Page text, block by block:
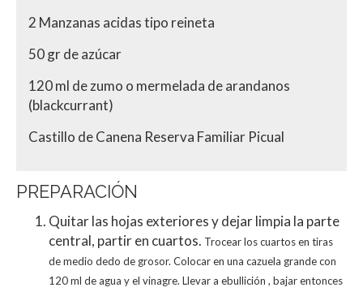
2 Manzanas acidas tipo reineta
50 gr de azúcar
120 ml de zumo o mermelada de arandanos
(blackcurrant)
Castillo de Canena Reserva Familiar Picual
PREPARACIÓN
Quitar las hojas exteriores y dejar limpia la parte
central, partir en cuartos. Trocear los cuartos en tiras
de medio dedo de grosor. Colocar en una cazuela grande con
120 ml de agua y el vinagre. Llevar a ebullición , bajar entonces